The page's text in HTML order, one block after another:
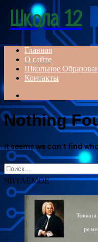
Menu
Школа 12
Главная
О сайте
Школьное
Контакты
for
Nothing
It seems we can’t find
Найти:
ЧИТАЕМОЕ